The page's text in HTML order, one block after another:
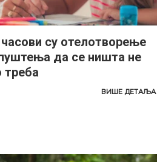
су отелотворење
да се ништа не
треба
ВИШЕ ДЕТАЉА